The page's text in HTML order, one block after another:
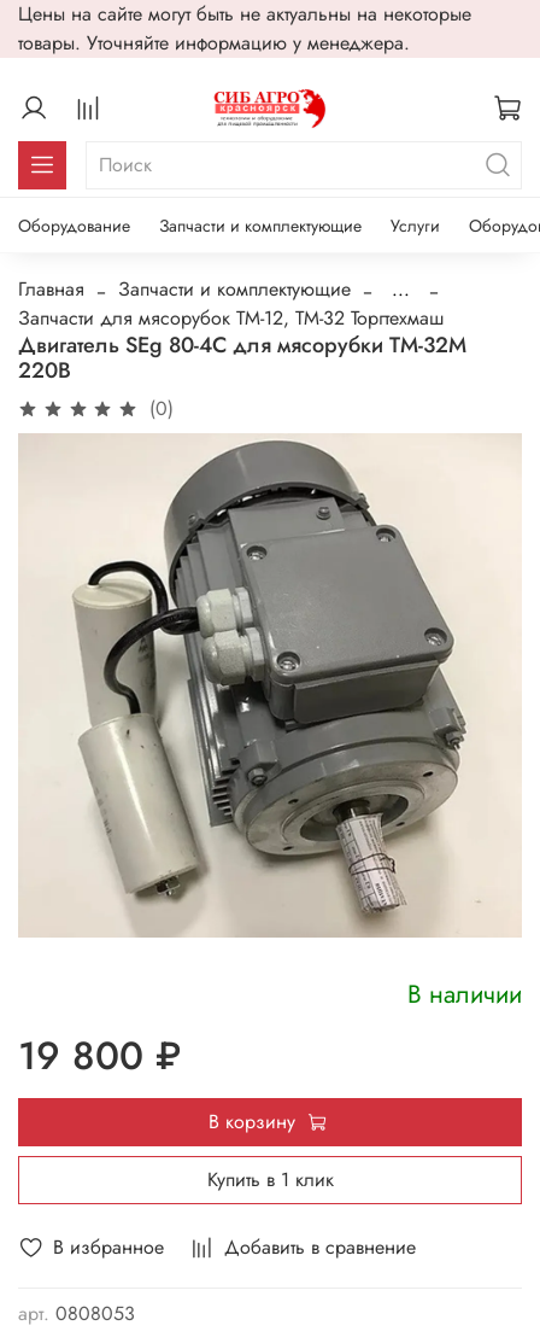
Цены на сайте могут быть не актуальны на некоторые
товары. Уточняйте информацию у менеджера.
Оборудование Запчасти и комплектующие Услуги
Главная Запчасти и комплектующие
...
Запчасти для мясорубок ТМ-12, ТМ-32 Торгтехмаш
Двигатель SEg 80-4С для мясорубки ТМ-32М
220В
(0)
В избранное Добавить в сравнение
арт. 0808053
В наличии
19 800 ₽
В корзину
Купить в 1 клик